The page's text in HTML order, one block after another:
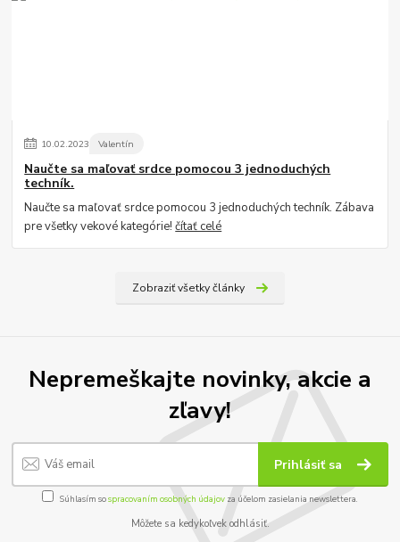
10.02.2023 Valentín
Naučte sa maľovať srdce pomocou 3 jednoduchých
techník.
Naučte sa maľovať srdce pomocou 3 jednoduchých techník. Zábava
pre všetky vekové kategórie!čítať celé
Zobraziť všetky články
Nepremeškajte novinky, akcie a
zľavy!
Prihlásiť sa
Súhlasím sospracovaním osobných údajov za účelom zasielania newslettera.
Môžete sa kedykoľvek odhlásiť.